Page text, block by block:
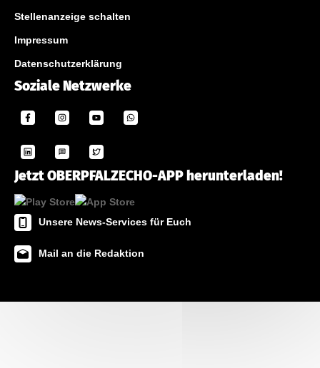
Stellenanzeige schalten
Impressum
Datenschutzerklärung
Soziale Netzwerke
Jetzt OBERPFALZECHO-APP herunterladen!
Unsere News-Services für Euch
Mail an die Redaktion